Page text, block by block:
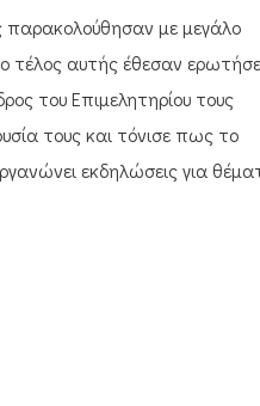
παρακολούθησαν με μεγάλο
τέλος αυτής έθεσαν
του Επιμελητηρίου τους
τους και τόνισε πως το
εκδηλώσεις για